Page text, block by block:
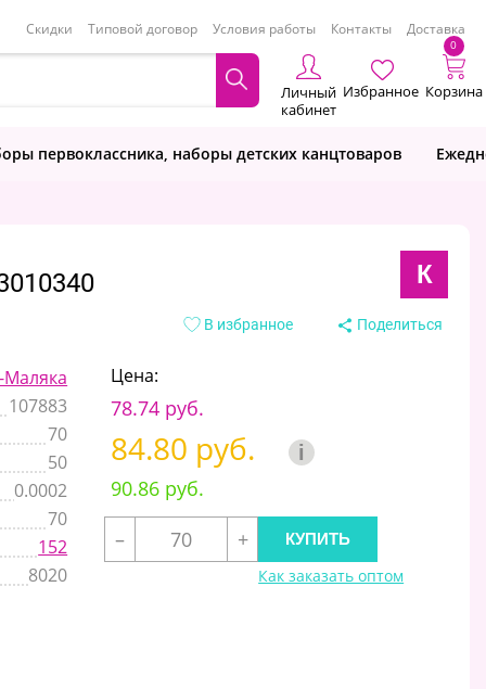
Скидки Типовой договор Условия работы Контакты Доставка
Личный
кабинет
Избранное
0
Корзина
первоклассника, наборы детских канцтоваров
К
В избранное Поделиться
Маляка
107883
70
50
0.0002
70
152
8020
Цена:
78.74 руб.
84.80 руб. i
90.86 руб.
–
+
Как заказать оптом